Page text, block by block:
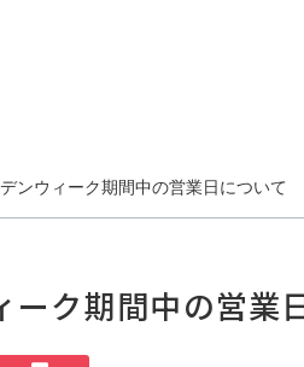
ンウィーク期間中の営業日について
ーク期間中の営業